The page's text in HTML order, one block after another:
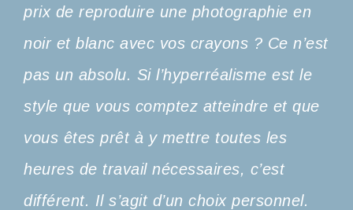
prix de reproduire une photographie en
noir et blanc avec vos crayons ? Ce n’est
pas un absolu. Si l’hyperréalisme est le
style que vous comptez atteindre et que
vous êtes prêt à y mettre toutes les
heures de travail nécessaires, c’est
différent. Il s’agit d’un choix personnel.